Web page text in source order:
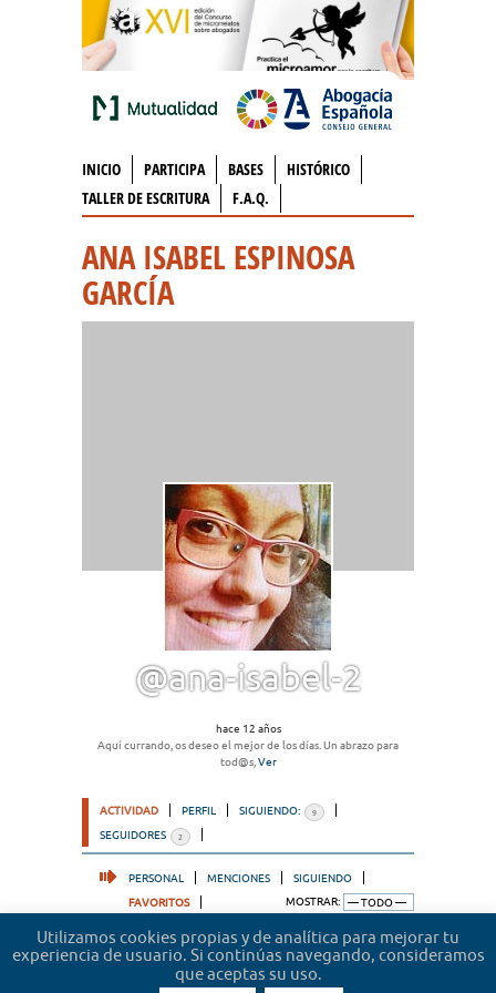
INICIO PARTICIPA BASES
HISTÓRICO
TALLER DE ESCRITURA
F.A.Q.
ANA ISABEL ESPINOSA
GARCÍA
@ana-isabel-2
hace 12 años
Aquí currando, os deseo el mejor de los días. Un abrazo para
tod@s, Ver
ACTIVIDAD PERFIL SIGUIENDO: 9
SEGUIDORES 2
PERSONAL MENCIONES
SIGUIENDO
FAVORITOS
MOSTRAR:
Lo sentimos, no hemos encontrado actividad. Por
favor, prueba un filtro diferente.
Utilizamos cookies propias y de analítica para mejorar tu
experiencia de usuario. Si continúas navegando, consideramos
que aceptas su uso.